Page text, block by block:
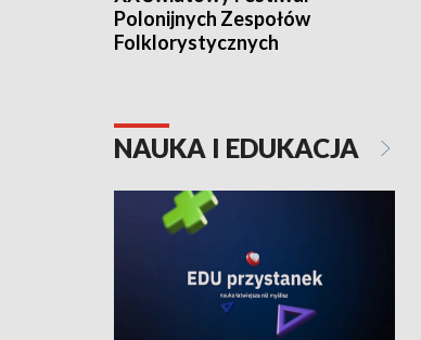
Polonijnych Zespołów
Folklorystycznych
NAUKA I EDUKACJA